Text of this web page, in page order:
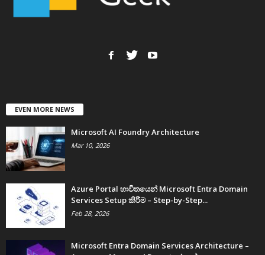
EVEN MORE NEWS
Microsoft AI Foundry Architecture
Mar 10, 2026
Azure Portal භාවිතයෙන් Microsoft Entra Domain
Services Setup කිරීම – Step-by-Step...
Feb 28, 2026
Microsoft Entra Domain Services Architecture –